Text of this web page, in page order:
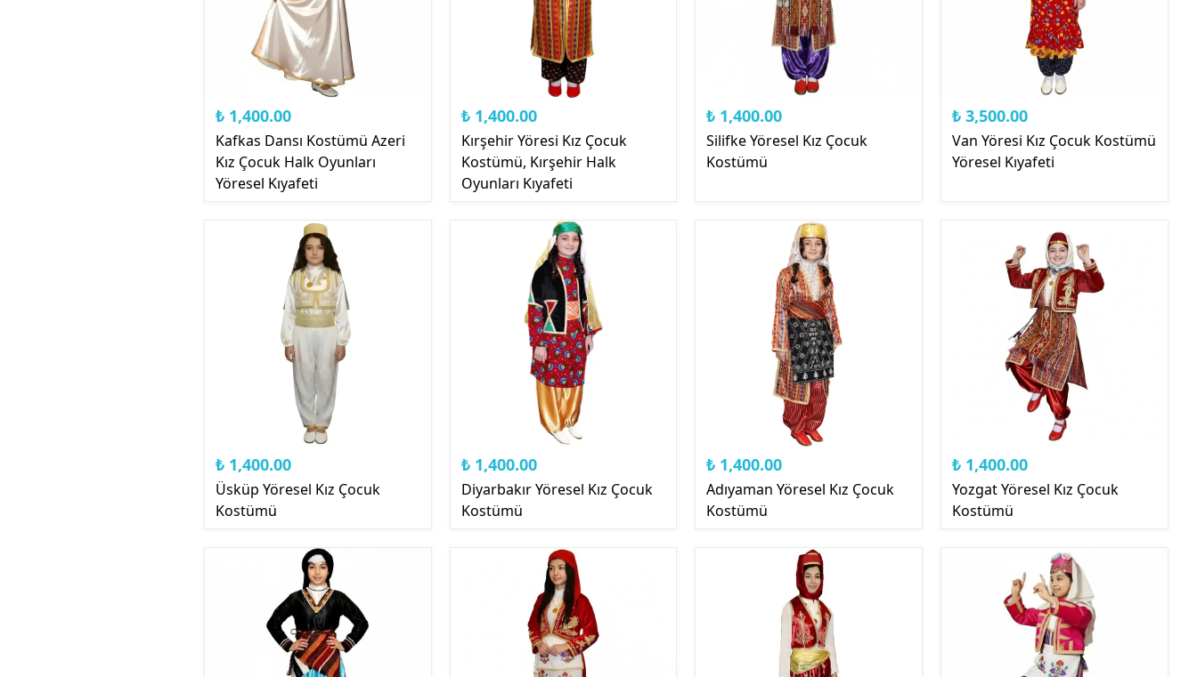
₺ 1,400.00
Kafkas Dansı Kostümü Azeri
Kız Çocuk Halk Oyunları
Yöresel Kıyafeti
₺ 1,400.00
Kırşehir Yöresi Kız Çocuk
Kostümü, Kırşehir Halk
Oyunları Kıyafeti
₺ 1,400.00
Silifke Yöresel Kız Çocuk
Kostümü
₺ 3,500.00
Van Yöresi Kız Çocuk Kostümü
Yöresel Kıyafeti
₺ 1,400.00
Üsküp Yöresel Kız Çocuk
Kostümü
₺ 1,400.00
Diyarbakır Yöresel Kız Çocuk
Kostümü
₺ 1,400.00
Adıyaman Yöresel Kız Çocuk
Kostümü
₺ 1,400.00
Yozgat Yöresel Kız Çocuk
Kostümü